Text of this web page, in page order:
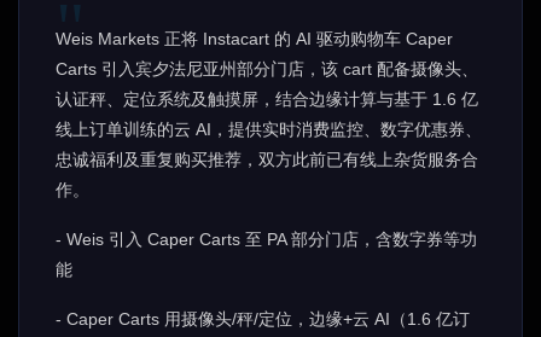
Weis Markets 正将 Instacart 的 AI 驱动购物车 Caper
Carts 引入宾夕法尼亚州部分门店，该 cart 配备摄像头、
认证秤、定位系统及触摸屏，结合边缘计算与基于 1.6 亿
线上订单训练的云 AI，提供实时消费监控、数字优惠券、
忠诚福利及重复购买推荐，双方此前已有线上杂货服务合
作。
- Weis 引入 Caper Carts 至 PA 部分门店，含数字券等功
能
- Caper Carts 用摄像头/秤/定位，边缘+云 AI（1.6 亿订